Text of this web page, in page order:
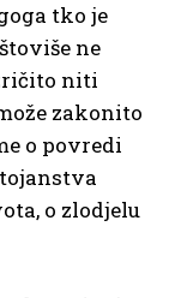
tko je
ne
niti
zakonito
o povredi
o zlodjelu